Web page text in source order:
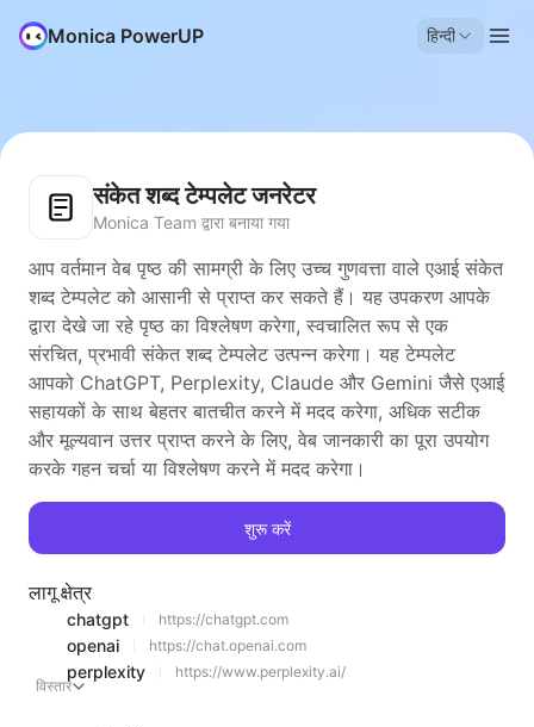
Monica PowerUP हिन्दी
संकेत शब्द टेम्पलेट जनरेटर
Monica Team द्वारा बनाया गया
आप वर्तमान वेब पृष्ठ की सामग्री के लिए उच्च गुणवत्ता वाले एआई संकेत
शब्द टेम्पलेट को आसानी से प्राप्त कर सकते हैं। यह उपकरण आपके
द्वारा देखे जा रहे पृष्ठ का विश्लेषण करेगा, स्वचालित रूप से एक
संरचित, प्रभावी संकेत शब्द टेम्पलेट उत्पन्न करेगा। यह टेम्पलेट
आपको ChatGPT, Perplexity, Claude और Gemini जैसे एआई
सहायकों के साथ बेहतर बातचीत करने में मदद करेगा, अधिक सटीक
और मूल्यवान उत्तर प्राप्त करने के लिए, वेब जानकारी का पूरा उपयोग
करके गहन चर्चा या विश्लेषण करने में मदद करेगा।
शुरू करें
लागू क्षेत्र
chatgpt https://chatgpt.com
openai https://chat.openai.com
perplexity
https://www.perplexity.ai/
विस्तार